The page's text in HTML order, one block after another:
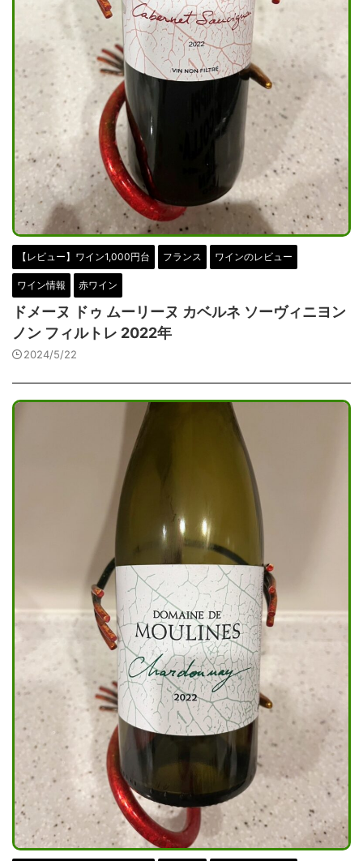
【レビュー】ワイン1,000円台 フランス ワインのレビュー
ワイン情報 赤ワイン
ドメーヌ ドゥ ムーリーヌ カベルネ ソーヴィニヨン
ノン フィルトレ 2022年
2024/5/22